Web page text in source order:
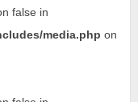
false in
media.php on